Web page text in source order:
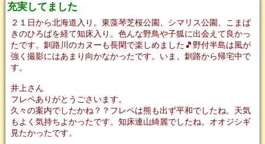
充実してました
２１日から北海道入り。東藻琴芝桜公園、シマリス公園、こまば
きのひろばを経て知床入り。色んな野鳥や子狐に出会えて良かっ
たです。釧路川のカヌーも長閑で楽しめました🎵野付半島は風が
強く撮影にはあまり向かなかったです。いま、釧路から帰宅中で
す。
井上さん
フレペありがとうごさいます。
久々の案内でしたかね？？フレペは熊も出ず平和でしたね。天気
もよく気持ちよかったです。知床連山綺麗でしたね。オオジシギ
見たかったです。